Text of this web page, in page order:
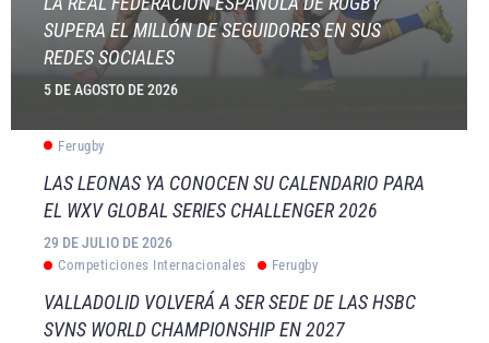
SUPERA EL MILLÓN DE SEGUIDORES EN SUS
REDES SOCIALES
5 DE AGOSTO DE 2026
Ferugby
LAS LEONAS YA CONOCEN SU CALENDARIO PARA
EL WXV GLOBAL SERIES CHALLENGER 2026
29 DE JULIO DE 2026
Competiciones Internacionales Ferugby
VALLADOLID VOLVERÁ A SER SEDE DE LAS HSBC
SVNS WORLD CHAMPIONSHIP EN 2027